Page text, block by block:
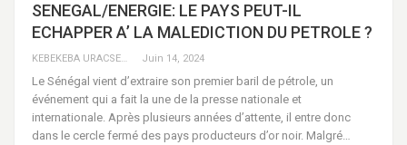
SENEGAL/ENERGIE: LE PAYS PEUT-IL
ECHAPPER A’ LA MALEDICTION DU PETROLE ?
KEBEKEBA URACSENEGAL / RADIO GADECBEETAWE FM Juin 14, 2024
Le Sénégal vient d’extraire son premier baril de pétrole, un
événement qui a fait la une de la presse nationale et
internationale. Après plusieurs années d’attente, il entre donc
dans le cercle fermé des pays producteurs d’or noir. Malgré…